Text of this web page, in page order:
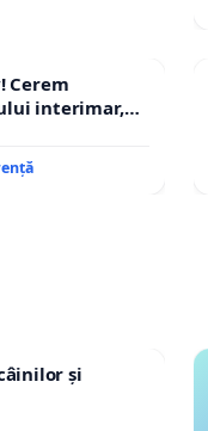
Cerem
interimar,
și